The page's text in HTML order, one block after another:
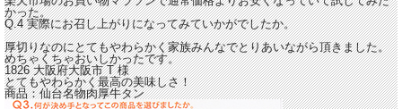
かった。
Q.4 実際にお召し上がりになってみていかがでしたか。
厚切りなのにとてもやわらかく家族みんなでとりあいながら頂きました。
めちゃくちゃおいしかったです。
1826 大阪府大阪市T様
とてもやわらかく最高の美味しさ！
商品：仙台名物肉厚牛タン